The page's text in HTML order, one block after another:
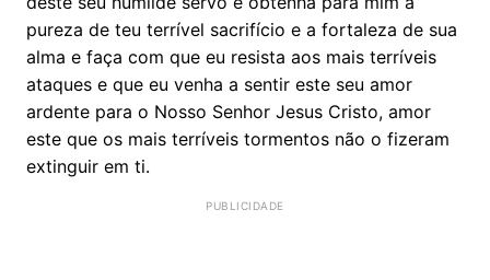
pureza de teu terrível sacrifício e a fortaleza de sua
alma e faça com que eu resista aos mais terríveis
ataques e que eu venha a sentir este seu amor
ardente para o Nosso Senhor Jesus Cristo, amor
este que os mais terríveis tormentos não o fizeram
extinguir em ti.